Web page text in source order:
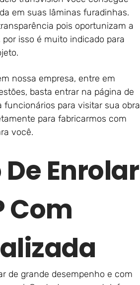
em suas lâminas furadinhas.
pois oportunizam a
isso é muito indicado para
nossa empresa, entre em
basta entrar na página de
para visitar sua obra
para fabricarmos com
você.
Enrolar
Com
de grande desempenho e com